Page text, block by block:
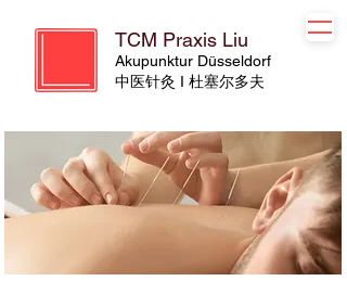
TCM Praxis Liu
Akupunktur Düsseldorf
​​中医针灸 I 杜塞尔多夫